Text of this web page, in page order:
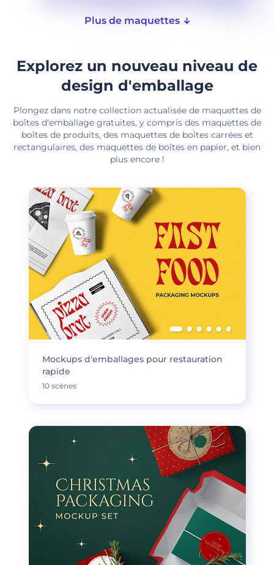
Plus de maquettes
Explorez un nouveau niveau de
design d'emballage
Plongez dans notre collection actualisée de maquettes de
boîtes d'emballage gratuites, y compris des maquettes de
boîtes de produits, des maquettes de boîtes carrées et
rectangulaires, des maquettes de boîtes en papier, et bien
plus encore !
Mockups d'emballages pour restauration
rapide
10 scènes